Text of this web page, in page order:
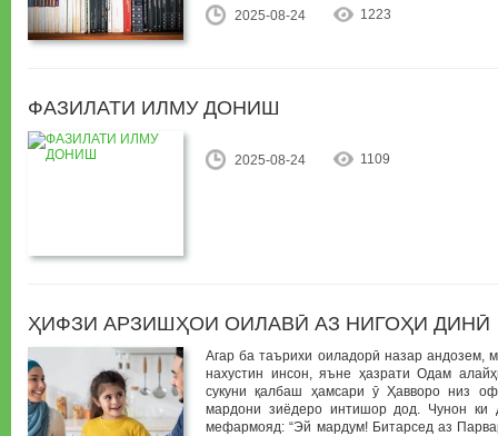
2025-08-24 1223
ФАЗИЛАТИ ИЛМУ ДОНИШ
2025-08-24 1109
ҲИФЗИ АРЗИШҲОИ ОИЛАВӢ АЗ НИГОҲИ ДИНӢ
Агар ба таърихи оиладорӣ назар андозем,
нахустин инсон, яъне ҳазрати Одам
сукуни қалбаш ҳамсари ӯ Ҳавворо низ
мардони зиёдеро интишор дод. Чунон
мефармояд: “Эй мардум! Битарсед аз